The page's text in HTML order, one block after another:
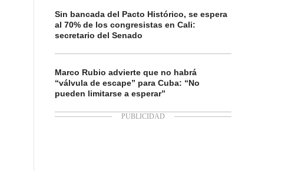
Sin bancada del Pacto Histórico, se espera
al 70% de los congresistas en Cali:
secretario del Senado
Marco Rubio advierte que no habrá
“válvula de escape” para Cuba: “No
pueden limitarse a esperar”